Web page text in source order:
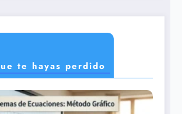
te hayas perdido